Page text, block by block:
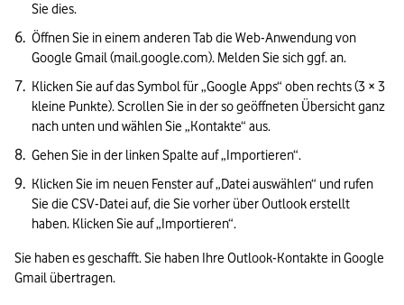
Sie dies.
Öffnen Sie in einem anderen Tab die Web-Anwendung von
Google Gmail (mail.google.com). Melden Sie sich ggf. an.
Klicken Sie auf das Symbol für „Google Apps“ oben rechts (3 × 3
kleine Punkte). Scrollen Sie in der so geöffneten Übersicht ganz
nach unten und wählen Sie „Kontakte“ aus.
Gehen Sie in der linken Spalte auf „Importieren“.
Klicken Sie im neuen Fenster auf „Datei auswählen“ und rufen
Sie die CSV-Datei auf, die Sie vorher über Outlook erstellt
haben. Klicken Sie auf „Importieren“.
Sie haben es geschafft. Sie haben Ihre Outlook-Kontakte in Google
Gmail übertragen.